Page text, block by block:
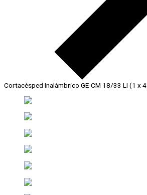
Cortacésped Inalámbrico GE-CM 18/33 LI (1 x